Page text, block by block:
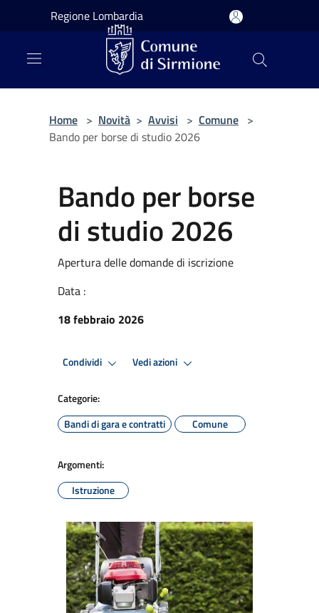
Salta al contenuto principale
Regione Lombardia
Home > Novità > Avvisi > Comune >
Bando per borse di studio 2026
Bando per borse
di studio 2026
Apertura delle domande di iscrizione
Data :
18 febbraio 2026
Condividi Vedi azioni
Categorie:
Bandi di gara e contratti
Comune
Argomenti:
Istruzione